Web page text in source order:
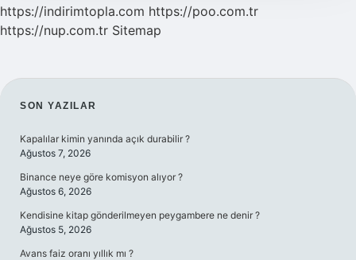
https://indirimtopla.com https://poo.com.tr
https://nup.com.tr Sitemap
SIDEBAR
SON YAZILAR
Kapalılar kimin yanında açık durabilir ?
Ağustos 7, 2026
Binance neye göre komisyon alıyor ?
Ağustos 6, 2026
Kendisine kitap gönderilmeyen peygambere ne denir ?
Ağustos 5, 2026
Avans faiz oranı yıllık mı ?